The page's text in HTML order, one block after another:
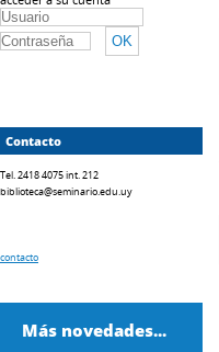
Contacto
Tel. 2418 4075 int. 212
biblioteca@seminario.edu.uy
contacto
Más novedades...